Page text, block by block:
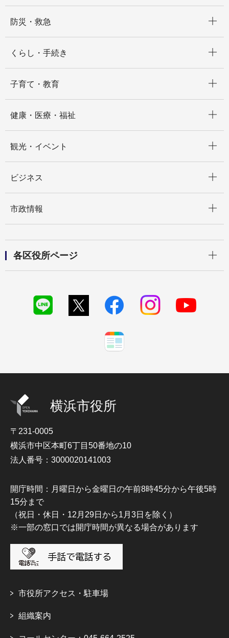
防災・救急
くらし・手続き
子育て・教育
健康・医療・福祉
観光・イベント
ビジネス
市政情報
各区役所ページ
横浜市役所
〒231-0005
横浜市中区本町6丁目50番地の10
法人番号：3000020141003
開庁時間：月曜日から金曜日の午前8時45分から午後5時
15分まで
（祝日・休日・12月29日から1月3日を除く）
※一部の窓口では開庁時間が異なる場合があります
市役所アクセス・駐車場
組織案内